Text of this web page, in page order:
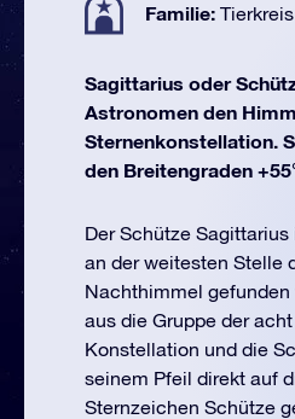
Familie: Tierkreis
Sagittarius oder
Astronomen den
Sternenkonstellation.
den Breitengraden
Der Schütze
an der weitesten Stelle
Nachthimmel
aus die Gruppe der
Konstellation und die
seinem Pfeil direkt auf
Sternzeichen Schütze